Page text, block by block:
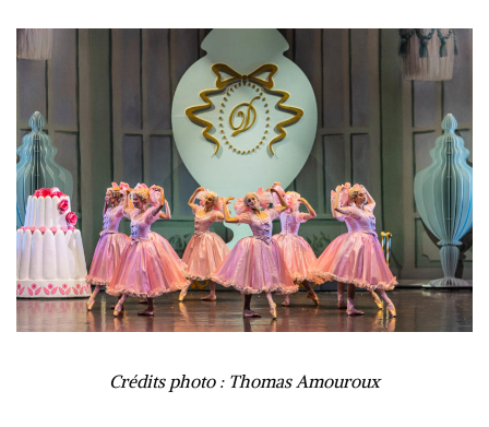
Crédits photo : Thomas Amouroux